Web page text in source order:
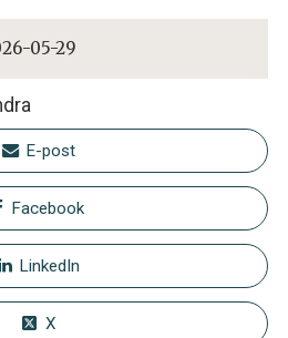
05-29
E-post
Facebook
LinkedIn
X